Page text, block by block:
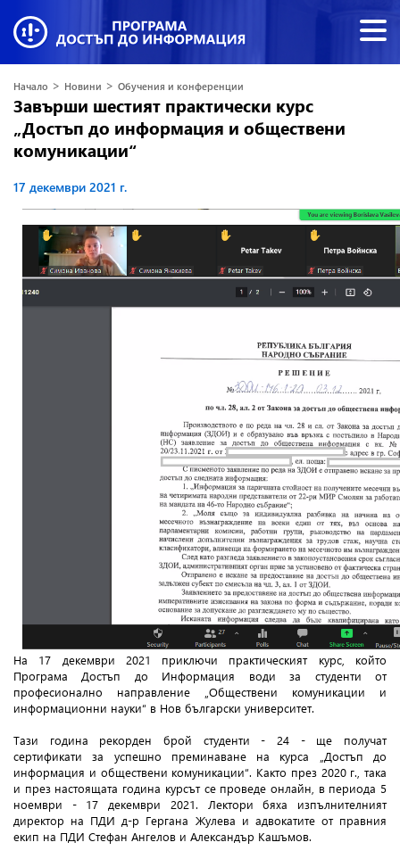
Начало > Новини > Обучения и конференции
Завърши шестият практически курс
„Достъп до информация и обществени
комуникации“
17 декември 2021 г.
На 17 декември 2021 приключи практическият курс, който
Програма Достъп до Информация води за студенти от
професионално направление „Обществени комуникации и
информационни науки“ в Нов български университет.
Тази година рекорден брой студенти - 24 - ще получат
сертификати за успешно преминаване на курса „Достъп до
информация и обществени комуникации“. Както през 2020 г., така
и през настоящата година курсът се проведе онлайн, в периода 5
ноември - 17 декември 2021. Лектори бяха изпълнителният
директор на ПДИ д-р Гергана Жулева и адвокатите от правния
екип на ПДИ Стефан Ангелов и Александър Кашъмов.